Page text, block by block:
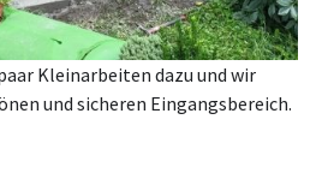
Kleinarbeiten dazu und wir
und sicheren Eingangsbereich.